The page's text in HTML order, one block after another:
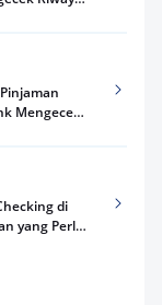
Mengecek
di
yang Perlu